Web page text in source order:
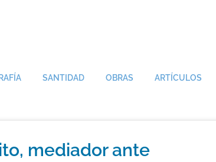
SANTIDAD OBRAS ARTÍCULOS
mediador ante